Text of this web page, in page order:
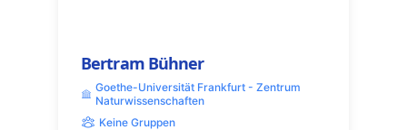
Bertram Bühner
Goethe-Universität Frankfurt - Zentrum
Naturwissenschaften
Keine Gruppen